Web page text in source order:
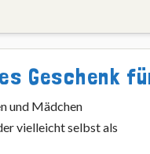
Geschenk
und Mädchen
vielleicht selbst als